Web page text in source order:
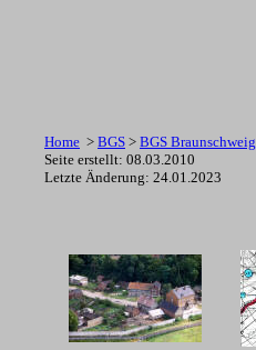
Home > BGS > BGS Braunschweig
Seite erstellt: 08.03.2010
Letzte Änderung: 24.01.2023